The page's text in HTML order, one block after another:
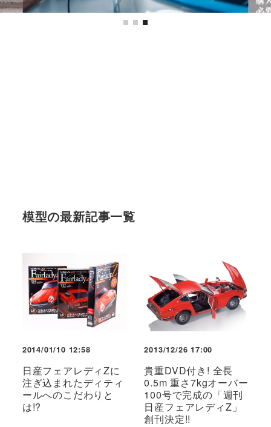
模型の最新記事一覧
2014/01/10 12:58
日産フェアレディZに
注ぎ込まれたディティ
ールへのこだわりと
は!?
2013/12/26 17:00
貴重DVD付き! 全長
0.5m 重さ7kgオーバー
100号で完成の「週刊
日産フェアレディZ」
創刊決定!!